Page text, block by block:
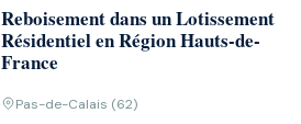
Reboisement dans un Lotissement
Résidentiel en Région Hauts-de-
France
Pas-de-Calais (62)